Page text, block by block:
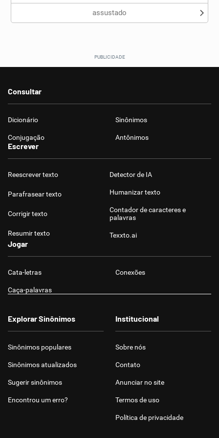
assustado
Consultar
Dicionário Sinônimos
Conjugação Antônimos
Escrever
Reescrever texto
Parafrasear texto
Corrigir texto
Resumir texto
Detector de IA
Humanizar texto
Contador de caracteres e
palavras
Texxto.ai
Jogar
Cata-letras Conexões
Caça-palavras
Explorar Sinônimos
Sinônimos populares
Sinônimos atualizados
Sugerir sinônimos
Encontrou um erro?
Institucional
Sobre nós
Contato
Anunciar no site
Termos de uso
Política de privacidade